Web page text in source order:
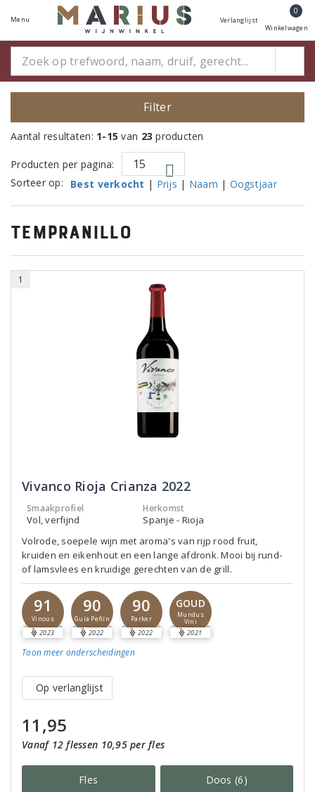
Menu Verlanglijst
0
Winkelwagen
Filter
Aantal resultaten: 1-15 van 23 producten
Producten per pagina:
Sorteer op:
Best verkocht | Prijs | Naam | Oogstjaar
tempranillo
1
Vivanco Rioja Crianza 2022
Smaakprofiel
Vol, verfijnd
Herkomst
Spanje - Rioja
Volrode, soepele wijn met aroma's van rijp rood fruit,
kruiden en eikenhout en een lange afdronk. Mooi bij rund-
of lamsvlees en kruidige gerechten van de grill.
91
Vinous
2023
90
Guía Peñín
2022
90
Parker
2022
GOUD
Mundus
Vini
2021
Toon meer onderscheidingen
Op verlanglijst
11,95
Vanaf 12 flessen 10,95 per fles
Fles Doos (6)